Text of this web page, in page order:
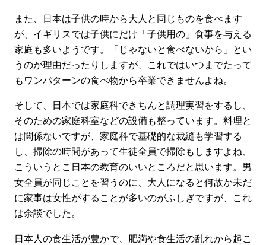
また、日本は子供の時から大人と同じものを食べます
が、イギリスでは子供にだけ「子供用の」食事を与える
家庭も多いようです。「じゃないと食べないから」とい
うのが理由だったりしますが、これではいつまでたって
もワンパターンの食べ物から卒業できませんよね。
そして、日本では家庭科できちんと調理実習をするし、
そのための家庭科室などの設備も整っています。料理と
は関係ないですが、家庭科で基礎的な裁縫も学習する
し、掃除の時間があって生徒全員で掃除もしますよね、
こういうとこ日本の教育のいいところだと思います。男
女全員が同じことを習うのに、大人になると何故か未だ
に家事は女性がすることが多いのがふしぎですが、これ
は余談でした。
日本人の食生活が豊かで、肥満や食生活の乱れから起こ